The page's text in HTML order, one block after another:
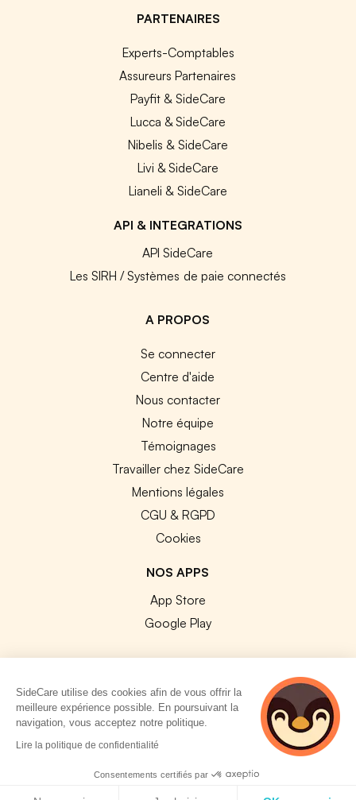
PARTENAIRES
Experts-Comptables
Assureurs Partenaires
Payfit & SideCare
Lucca & SideCare
Nibelis & SideCare
Livi & SideCare
Lianeli & SideCare
API & INTEGRATIONS
API SideCare
Les SIRH / Systèmes de paie connectés
A PROPOS
Se connecter
Centre d'aide
Nous contacter
Notre équipe
Témoignages
Travailler chez SideCare
Mentions légales
CGU & RGPD
Cookies
NOS APPS
App Store
Google Play
© 2026 SideCare. Tous droits réservés.
SideCare utilise des cookies afin de vous offrir la
meilleure expérience possible. En poursuivant la
navigation, vous acceptez notre politique.
Lire la politique de confidentialité
Consentements certifiés par
5 personnes
consultent
actuellement cette